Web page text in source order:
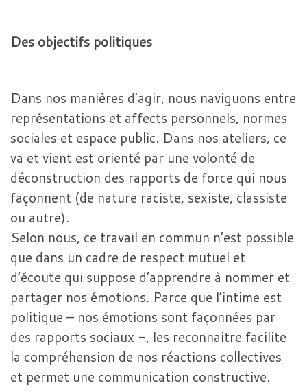
Des objectifs politiques
Dans nos manières d’agir, nous naviguons entre
représentations et affects personnels, normes
sociales et espace public. Dans nos ateliers, ce
va et vient est orienté par une volonté de
déconstruction des rapports de force qui nous
façonnent (de nature raciste, sexiste, classiste
ou autre).
Selon nous, ce travail en commun n’est possible
que dans un cadre de respect mutuel et
d’écoute qui suppose d’apprendre à nommer et
partager nos émotions. Parce que l’intime est
politique – ­nos émotions sont façonnées par
des rapports sociaux -, les reconnaitre facilite
la compréhension de nos réactions collectives
et permet une communication constructive.